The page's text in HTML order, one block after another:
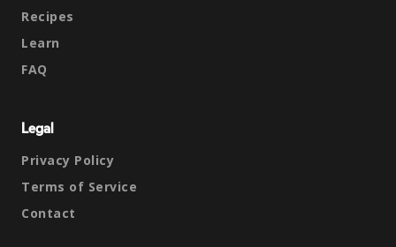
Recipes
Learn
FAQ
Legal
Privacy Policy
Terms of Service
Contact